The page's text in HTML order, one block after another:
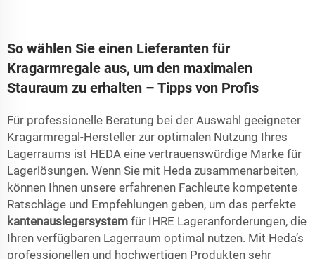
So wählen Sie einen Lieferanten für
Kragarmregale aus, um den maximalen
Stauraum zu erhalten – Tipps von Profis
Für professionelle Beratung bei der Auswahl geeigneter
Kragarmregal-Hersteller zur optimalen Nutzung Ihres
Lagerraums ist HEDA eine vertrauenswürdige Marke für
Lagerlösungen. Wenn Sie mit Heda zusammenarbeiten,
können Ihnen unsere erfahrenen Fachleute kompetente
Ratschläge und Empfehlungen geben, um das perfekte
kantenauslegersystem für IHRE Lageranforderungen, die
Ihren verfügbaren Lagerraum optimal nutzen. Mit Heda’s
professionellen und hochwertigen Produkten sehr